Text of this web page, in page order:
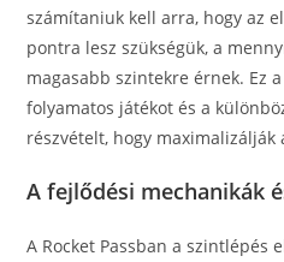
számítaniuk kell arra, hogy az
pontra lesz szükségük, a
magasabb szintekre érnek. Ez
folyamatos játékot és a
részvételt, hogy maximalizálják
A fejlődési mechanikák
A Rocket Passban a szintlépés